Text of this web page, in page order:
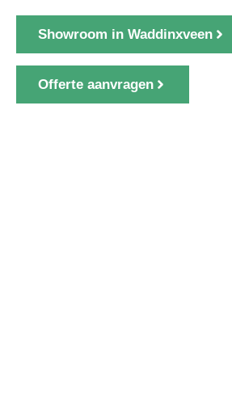
Showroom in Waddinxveen
Offerte aanvragen